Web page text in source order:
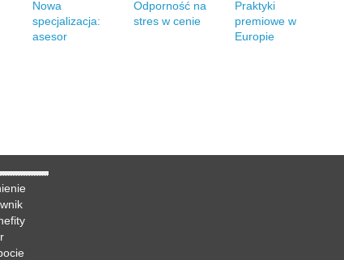
Nowa
specjalizacja:
asesor
Odporność na
stres w cenie
Praktyki
premiowe w
Europie